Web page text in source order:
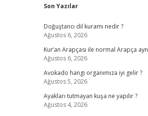
Sidebar
Son Yazılar
Doğuştancı dil kuramı nedir ?
Ağustos 6, 2026
Kur’an Arapçası ile normal Arapça
Ağustos 6, 2026
Avokado hangi organımıza iyi gelir ?
Ağustos 5, 2026
Ayakları tutmayan kuşa ne yapılır ?
Ağustos 4, 2026